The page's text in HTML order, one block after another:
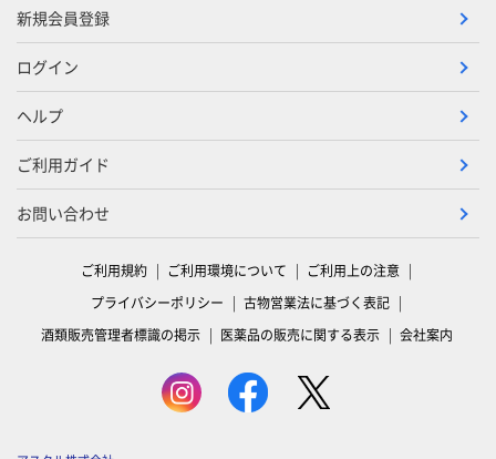
新規会員登録
ログイン
ヘルプ
ご利用ガイド
お問い合わせ
ご利用規約 ご利用環境について
ご利用上の注意
プライバシーポリシー
古物営業法に基づく表記
酒類販売管理者標識の掲示
医薬品の販売に関する表示 会社案内